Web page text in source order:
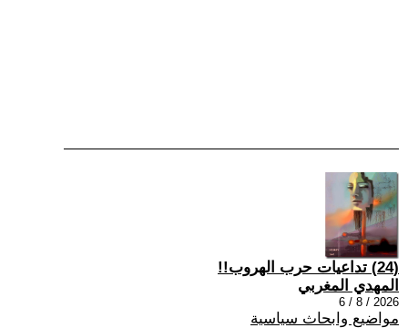
(24) تداعيات حرب الهروب!!
المهدي المغربي
2026 / 8 / 6
مواضيع وابحاث سياسية